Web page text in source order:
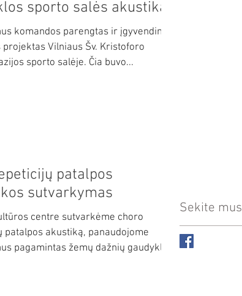
sporto salės akustika
komandos parengtas ir įgyvendintas
projektas Vilniaus Šv. Kristoforo
progimnazijos sporto salėje. Čia buvo...
patalpos
sutvarkymas
centre sutvarkėme choro
patalpos akustiką, panaudojome
pagamintas žemų dažnių gaudykles
Sekite mus